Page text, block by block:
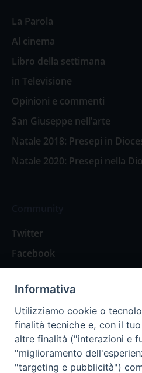
La Parola
Al cinema
Libro della settimana
in Televisione
Opinioni e commenti
San Giuseppe nell’arte
Natale 2018: Presepi in
Natale 2020: Presepi nella
Twitter
Facebook
Contattaci
Spazio Lettori
Eventi
Eventi diocesani
Informativa
Utilizziamo cookie o
finalità tecniche e, con il
altre finalità ("interazioni e
"miglioramento
"targeting e pubblicità")